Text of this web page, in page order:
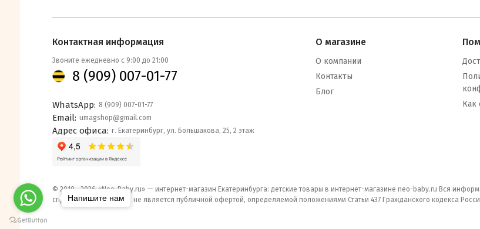
Контактная информация
Звоните ежедневно с 9:00 до 21:00
8 (909) 007-01-77
WhatsApp: 8 (909) 007-01-77
Email: umagshop@gmail.com
Адрес офиса: г. Екатеринбург, ул. Большакова, 25, 2 этаж
О магазине
О компании
Контакты
Блог
Как
© 2010– 2026 «Neo-Baby.ru» — интернет-магазин Екатеринбурга: детские товары в интернет-магазине neo-baby.ru Вся
справочный характер и не является публичной офертой, определяемой положениями Статьи 437 Гражданского кодекса
Напишите нам